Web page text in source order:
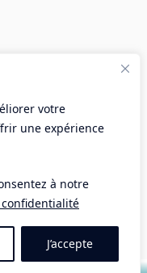
votre
une expérience
à notre
J’accepte
Mèze